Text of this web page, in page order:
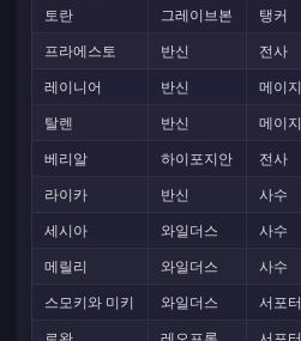
토란 그레이브본 탱커
프라에스토
반신 전사
레이니어
반신 메이지
탈렌
반신 메이지
베리알
하이포지안 전사
라이카
반신 사수
세시아
와일더스 사수
메릴리
와일더스 사수
스모키와 미키
와일더스 서포터